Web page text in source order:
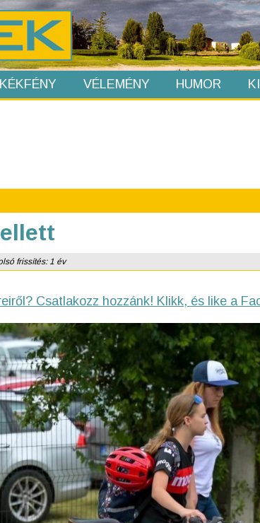
KÉKFÉNY VÉLEMÉNY HUMOR
frissítés: 1 év
Csatlakozz hozzánk! Klikk, és like a